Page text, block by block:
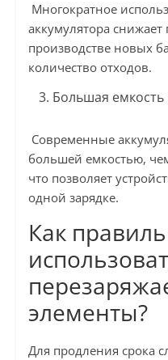
Многократное
аккумулятора снижает
производстве новых
количество отходов.
Большая емкость
Современные
большей емкостью,
что позволяет
одной зарядке.
Как
элементы?
Для продления срока